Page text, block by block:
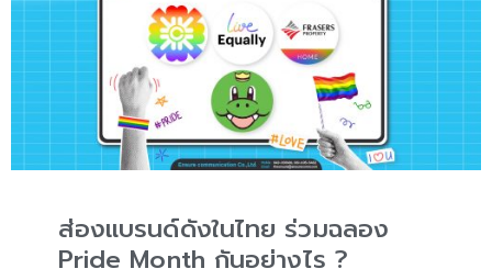
ส่องแบรนด์ดังในไทย ร่วมฉลอง
Pride Month กันอย่างไร ?